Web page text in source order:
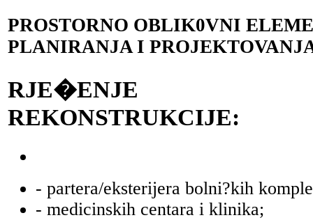
PROSTORNO OBLIK0VNI
PLANIRANJA I
RJE�ENJE
REKONSTRUKCIJE:
- partera/eksterijera bolni?kih
- medicinskih centara i klinika;